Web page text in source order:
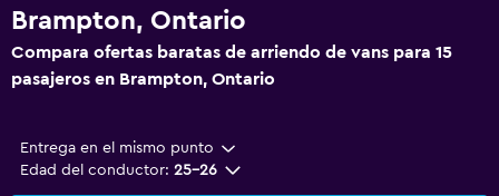
Brampton, Ontario
Compara ofertas baratas de arriendo de vans para 15
pasajeros en Brampton, Ontario
Entrega en el mismo punto
Edad del conductor: 25-26